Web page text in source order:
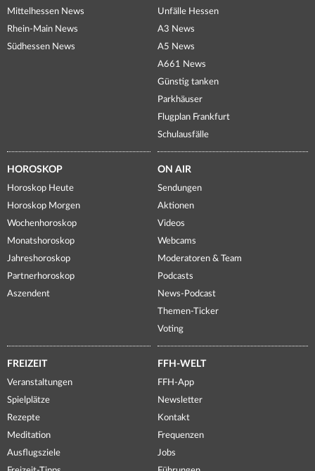
Mittelhessen News
Rhein-Main News
Südhessen News
Unfälle Hessen
A3 News
A5 News
A661 News
Günstig tanken
Parkhäuser
Flugplan Frankfurt
Schulausfälle
HOROSKOP
Horoskop Heute
Horoskop Morgen
Wochenhoroskop
Monatshoroskop
Jahreshoroskop
Partnerhoroskop
Aszendent
ON AIR
Sendungen
Aktionen
Videos
Webcams
Moderatoren & Team
Podcasts
News-Podcast
Themen-Ticker
Voting
FREIZEIT
Veranstaltungen
Spielplätze
Rezepte
Meditation
Ausflugsziele
FFH-WELT
FFH-App
Newsletter
Kontakt
Frequenzen
Jobs